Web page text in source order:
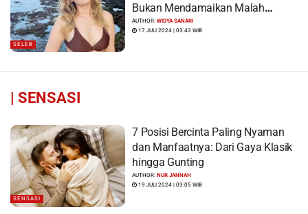
SELEB
Bukan Mendamaikan Malah
Menyiram Bensin”
AUTHOR:WIDYA SANARI
17 JULI 2024 | 03:43 WIB
| SENSASI
SENSASI
7 Posisi Bercinta Paling Nyaman
dan Manfaatnya: Dari Gaya Klasik
hingga Gunting
AUTHOR:NUR JANNAH
19 JULI 2024 | 03:05 WIB